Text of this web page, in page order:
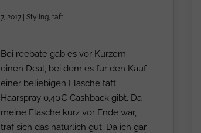
2017 Styling, taft
Bei reebate gab es vor Kurzem
einen Deal, bei dem es für den Kauf
einer beliebigen Flasche taft
Haarspray 0,40€ Cashback gibt. Da
meine Flasche kurz vor Ende war,
traf sich das natürlich gut. Da ich gar